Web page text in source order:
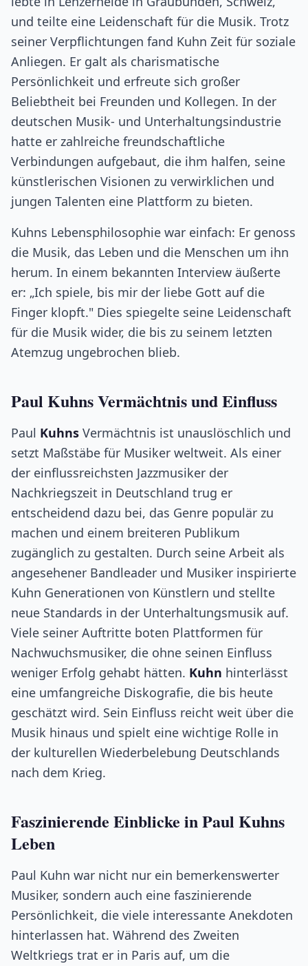
und teilte eine Leidenschaft für die Musik. Trotz
seiner Verpflichtungen fand Kuhn Zeit für soziale
Anliegen. Er galt als charismatische
Persönlichkeit und erfreute sich großer
Beliebtheit bei Freunden und Kollegen. In der
deutschen Musik- und Unterhaltungsindustrie
hatte er zahlreiche freundschaftliche
Verbindungen aufgebaut, die ihm halfen, seine
künstlerischen Visionen zu verwirklichen und
jungen Talenten eine Plattform zu bieten.
Kuhns Lebensphilosophie war einfach: Er genoss
die Musik, das Leben und die Menschen um ihn
herum. In einem bekannten Interview äußerte
er: „Ich spiele, bis mir der liebe Gott auf die
Finger klopft." Dies spiegelte seine Leidenschaft
für die Musik wider, die bis zu seinem letzten
Atemzug ungebrochen blieb.
Paul Kuhns Vermächtnis und Einfluss
Paul Kuhns Vermächtnis ist unauslöschlich und
setzt Maßstäbe für Musiker weltweit. Als einer
der einflussreichsten Jazzmusiker der
Nachkriegszeit in Deutschland trug er
entscheidend dazu bei, das Genre populär zu
machen und einem breiteren Publikum
zugänglich zu gestalten. Durch seine Arbeit als
angesehener Bandleader und Musiker inspirierte
Kuhn Generationen von Künstlern und stellte
neue Standards in der Unterhaltungsmusik auf.
Viele seiner Auftritte boten Plattformen für
Nachwuchsmusiker, die ohne seinen Einfluss
weniger Erfolg gehabt hätten. Kuhn hinterlässt
eine umfangreiche Diskografie, die bis heute
geschätzt wird. Sein Einfluss reicht weit über die
Musik hinaus und spielt eine wichtige Rolle in
der kulturellen Wiederbelebung Deutschlands
nach dem Krieg.
Faszinierende Einblicke in Paul Kuhns
Leben
Paul Kuhn war nicht nur ein bemerkenswerter
Musiker, sondern auch eine faszinierende
Persönlichkeit, die viele interessante Anekdoten
hinterlassen hat. Während des Zweiten
Weltkriegs trat er in Paris auf, um die